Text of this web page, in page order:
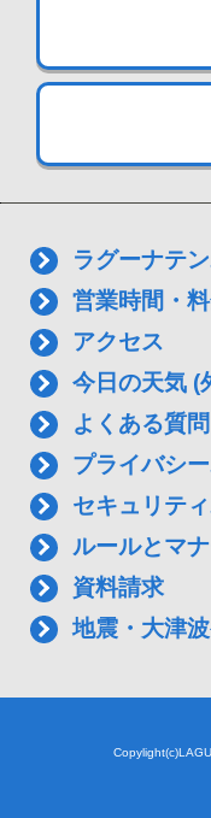
ラグーナテ
営業時間・
アクセス
今日の天気 (
よくある質問
プライバシ
セキュリテ
ルールとマ
資料請求
地震・大津